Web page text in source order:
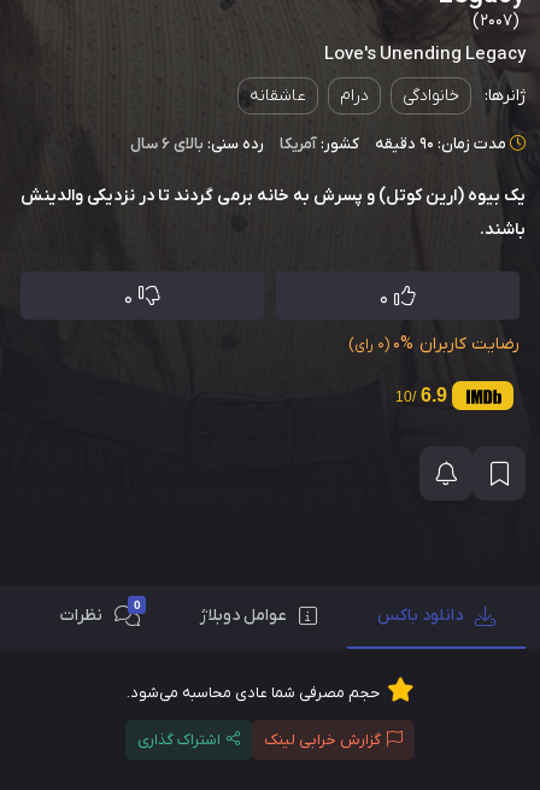
(2007)
Love's Unending Legacy
ژانرها: خانوادگی درام عاشقانه
مدت زمان: 90 دقیقه کشور:آمریکا رده سنی: بالای ۶ سال
یک بیوه (ارین کوتل) و پسرش به خانه برمی گردند تا در نزدیکی والدینش
باشند.
0
0
رضایت کاربران 0% (0 رای)
6.9
/10
دانلود باکس عوامل دوبلاژ 0 نظرات
حجم مصرفی شما عادی محاسبه می‌شود.
گزارش خرابی لینک اشتراک گذاری